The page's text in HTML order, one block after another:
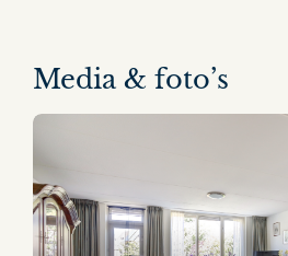
Media & foto’s